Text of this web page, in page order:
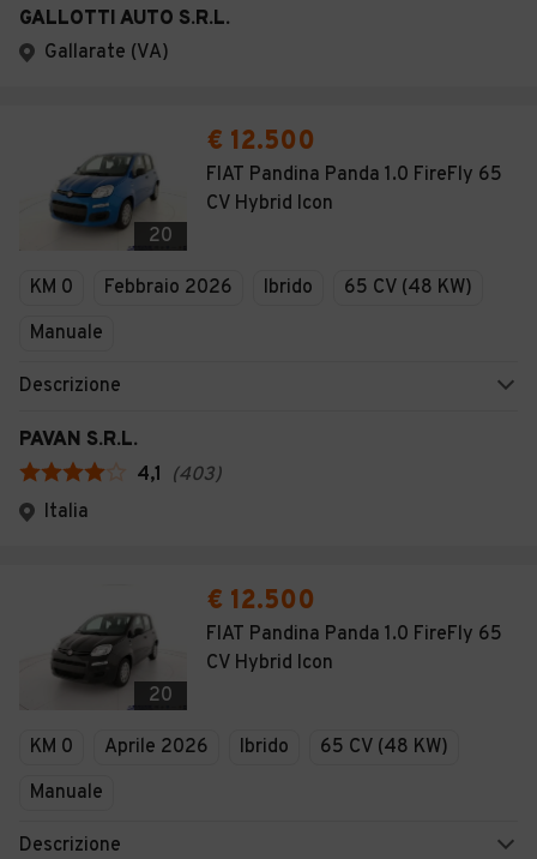
GALLOTTI AUTO S.R.L.
Gallarate (VA)
20
€ 12.500
FIAT Pandina Panda 1.0 FireFly 65
CV Hybrid Icon
KM 0 Febbraio 2026 Ibrido
65 CV (48 KW)
Manuale
Descrizione
PAVAN S.R.L.
4,1 (403)
Italia
20
€ 12.500
FIAT Pandina Panda 1.0 FireFly 65
CV Hybrid Icon
KM 0 Aprile 2026 Ibrido
65 CV (48 KW)
Manuale
Descrizione